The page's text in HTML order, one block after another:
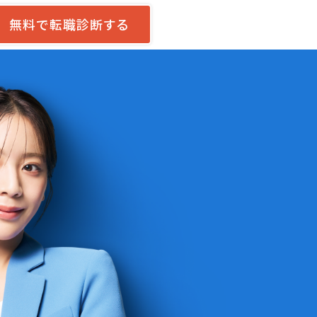
無料で転職診断する